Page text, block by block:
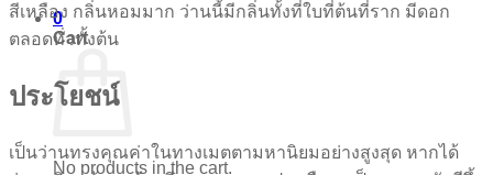
0
Cart
No products in the cart.
สีเหลือง กลิ่นหอมมาก ว่านนี้มีกลิ่นทั้งที่ใบที่ต้นที่ราก มีดอก
ตลอดทั่วทั้งต้น
ประโยชน์
เป็นว่านทรงคุณค่าในทางเมตตามหานิยมอย่างสูงสุด หากได้